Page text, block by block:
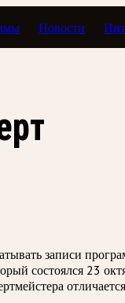
Новости
концерта
записи
состоялся 23